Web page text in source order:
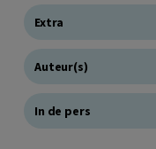
Extra
Auteur(s)
In de pers